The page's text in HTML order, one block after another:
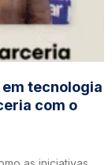
em tecnologia
com o